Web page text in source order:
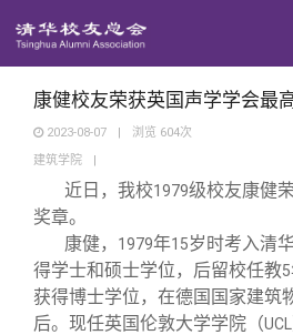
地区联络
院系校友工作
专业委员会
回馈母校
捐赠新闻
捐赠纪事
《清华校友通讯》
《水木清华》
百年清华
清华人物
校友服务
康健校友荣获英国声学学会最
2023-08-07 | 浏览 604次
建筑学院
|
近日，我校1979级校友康健
奖章。
康健，
1979年15岁时考入清
得学士和硕士学位，后留校任教5
获得博士学位，在德国国家建筑
后。现任英国伦敦大学学院（UCL